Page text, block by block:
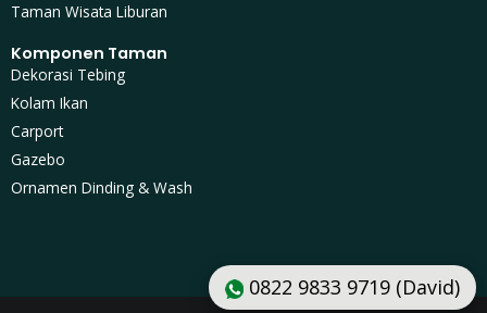
0822 9833 9719 (David)
Taman Wisata Liburan
Komponen Taman
Dekorasi Tebing
Kolam Ikan
Carport
Gazebo
Ornamen Dinding & Wash